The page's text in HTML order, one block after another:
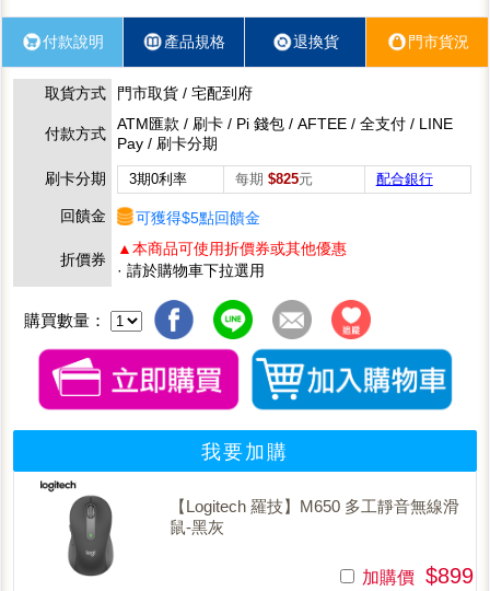
付款說明 產品規格 退換貨 門市貨況
取貨方式 門市取貨 / 宅配到府
付款方式
ATM匯款 / 刷卡 / Pi 錢包 / AFTEE / 全支付 / LINE
Pay / 刷卡分期
刷卡分期
3期0利率 每期 $825元 配合銀行
回饋金 可獲得$5點回饋金
折價券
▲本商品可使用折價券或其他優惠
· 請於購物車下拉選用
購買數量：
我要加購
【Logitech 羅技】M650 多工靜音無線滑
鼠-黑灰
加購價 $899